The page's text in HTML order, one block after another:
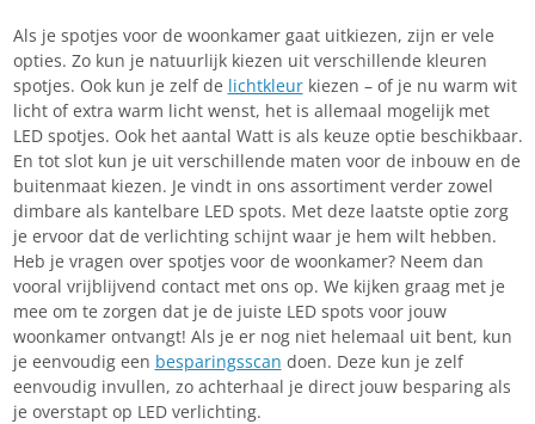
Als je spotjes voor de woonkamer gaat uitkiezen, zijn er vele
opties. Zo kun je natuurlijk kiezen uit verschillende kleuren
spotjes. Ook kun je zelf de lichtkleurkiezen – of je nu warm wit
licht of extra warm licht wenst, het is allemaal mogelijk met
LED spotjes. Ook het aantal Watt is als keuze optie beschikbaar.
En tot slot kun je uit verschillende maten voor de inbouw en de
buitenmaat kiezen. Je vindt in ons assortiment verder zowel
dimbare als kantelbare LED spots. Met deze laatste optie zorg
je ervoor dat de verlichting schijnt waar je hem wilt hebben.
Heb je vragen over spotjes voor de woonkamer? Neem dan
vooral vrijblijvend contact met ons op. We kijken graag met je
mee om te zorgen dat je de juiste LED spots voor jouw
woonkamer ontvangt! Als je er nog niet helemaal uit bent, kun
je eenvoudig een besparingsscan doen. Deze kun je zelf
eenvoudig invullen, zo achterhaal je direct jouw besparing als
je overstapt op LED verlichting.